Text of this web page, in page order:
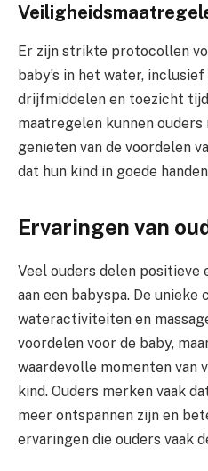
Er zijn strikte protocollen
baby’s in het water,
drijfmiddelen en toezicht
maatregelen kunnen
genieten van de voordelen
dat hun kind in goede
Ervaringen van
Veel ouders delen positieve
aan een babyspa. De unieke
wateractiviteiten en
voordelen voor de baby,
waardevolle momenten van
kind. Ouders merken vaak
meer ontspannen zijn en
ervaringen die ouders vaak